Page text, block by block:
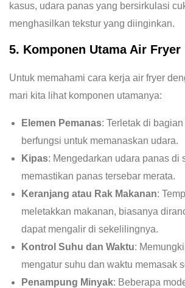
kasus, udara panas yang bersirkulasi
menghasilkan tekstur yang diinginkan.
5. Komponen Utama Air Fryer
Untuk memahami cara kerja air fryer
mari kita lihat komponen utamanya:
Elemen Pemanas: Terletak di
berfungsi untuk memanaskan udara.
Kipas: Mengedarkan udara panas di
memastikan panas tersebar merata.
Keranjang atau Rak Makanan:
meletakkan makanan, biasanya
dapat mengalir di sekelilingnya.
Kontrol Suhu dan Waktu:
mengatur suhu dan waktu memasak
Penampung Minyak: Beberapa